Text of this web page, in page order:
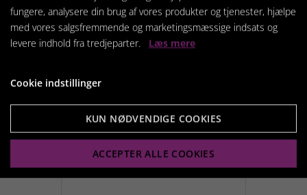
fungere, analysere din brug af vores produkter og tjenester, hjælpe
med vores salgsfremmende og marketingsmæssige indsats og
levere indhold fra tredjeparter. Læs mere
Cookie indstillinger
KUN NØDVENDIGE COOKIES
ACCEPTER ALLE COOKIES